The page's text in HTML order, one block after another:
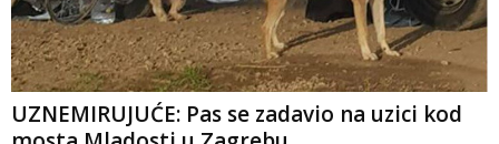
UZNEMIRUJUĆE: Pas se zadavio na uzici kod